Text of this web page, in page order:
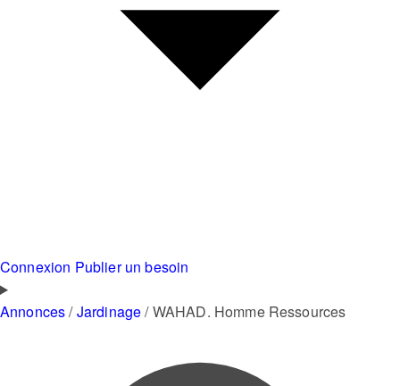
Connexion Publier un besoin
Annonces/Jardinage/WAHAD. Homme Ressources